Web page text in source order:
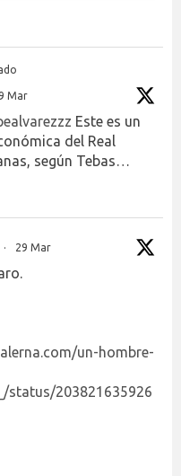
Mar
Este es un
del Real
según Tebas…
· 29 Mar
un-hombre-
status/203821635926